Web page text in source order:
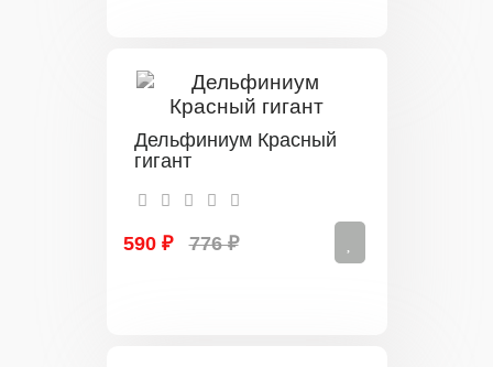
Дельфиниум Красный
гигант
590 ₽ 776 ₽